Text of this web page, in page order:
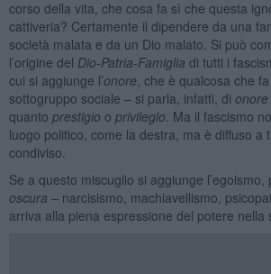
corso della vita, che cosa fa sì che questa
cattiveria? Certamente il dipendere da una
società malata e da un Dio malato. Si può
l’origine del Dio-Patria-Famiglia di tutti i
cui si aggiunge l’onore , che è qualcosa che
sottogruppo sociale – si parla, infatti, di
quanto prestigio o privilegio . Ma il fascismo
luogo politico, come la destra, ma è diffuso a
condiviso.
Se a questo miscuglio si aggiunge l’egoismo,
oscura – narcisismo, machiavellismo,
arriva alla piena espressione del potere nella